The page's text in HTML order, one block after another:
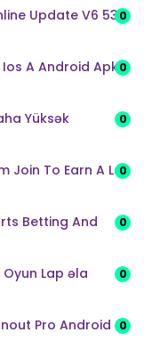
Update V6 53 -
0
A Android Apk -
0
Yüksək
0
Join To Earn A Lot
0
Betting And
0
Lap əla
0
Pro Android
0